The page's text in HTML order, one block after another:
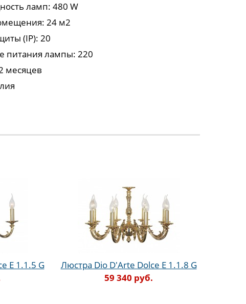
ламп: 480 W
24 м2
(IP): 20
питания лампы: 220
месяцев
E 1.1.5 G
Люстра Dio D'Arte Dolce E 1.1.8 G
59 340 руб.